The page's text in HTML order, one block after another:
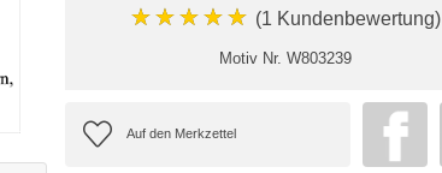
★★★★★ (1 Kundenbewertung)
Motiv Nr. W803239